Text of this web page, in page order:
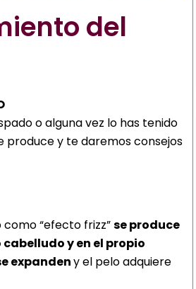
del
o alguna vez lo has tenido
produce y te daremos consejos
“efecto frizz”se produce
y en el propio
expandeny el pelo adquiere